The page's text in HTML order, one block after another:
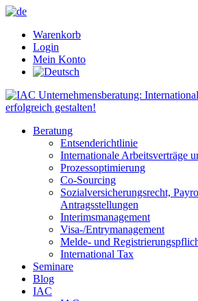
Warenkorb
Login
Mein Konto
Beratung
Entsenderichtlinie
Internationale Arbeitsverträge
Prozessoptimierung
Co-Sourcing
Sozialversicherungsrecht,
Antragsstellungen
Interimsmanagement
Visa-/Entrymanagement
Melde- und
International Tax
Seminare
Blog
IAC